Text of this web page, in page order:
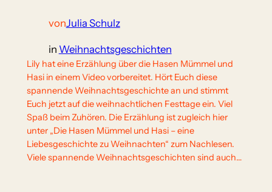
vonJulia Schulz
in Weihnachtsgeschichten
Lily hat eine Erzählung über die Hasen Mümmel und
Hasi in einem Video vorbereitet. Hört Euch diese
spannende Weihnachtsgeschichte an und stimmt
Euch jetzt auf die weihnachtlichen Festtage ein. Viel
Spaß beim Zuhören. Die Erzählung ist zugleich hier
unter „Die Hasen Mümmel und Hasi – eine
Liebesgeschichte zu Weihnachten“ zum Nachlesen.
Viele spannende Weihnachtsgeschichten sind auch…